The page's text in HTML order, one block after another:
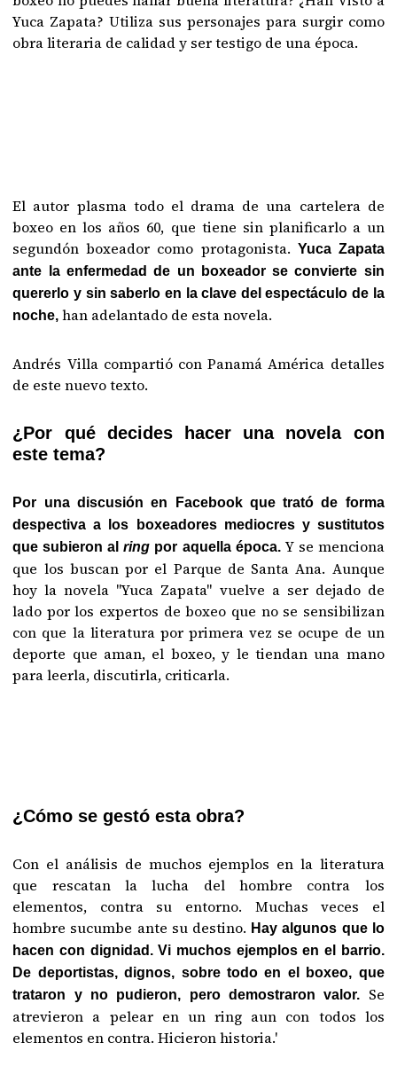
Yuca Zapata? Utiliza sus personajes para surgir como
obra literaria de calidad y ser testigo de una época.
El autor plasma todo el drama de una cartelera de
boxeo en los años 60, que tiene sin planificarlo a un
segundón boxeador como protagonista. Yuca Zapata
ante la enfermedad de un boxeador se convierte sin
quererlo y sin saberlo en la clave del espectáculo de la
noche, han adelantado de esta novela.
Andrés Villa compartió con Panamá América detalles
de este nuevo texto.
¿Por qué decides hacer una novela con
este tema?
Por una discusión en Facebook que trató de forma
despectiva a los boxeadores mediocres y sustitutos
que subieron alring por aquella época. Y se menciona
que los buscan por el Parque de Santa Ana. Aunque
hoy la novela "Yuca Zapata" vuelve a ser dejado de
lado por los expertos de boxeo que no se sensibilizan
con que la literatura por primera vez se ocupe de un
deporte que aman, el boxeo, y le tiendan una mano
para leerla, discutirla, criticarla.
¿Cómo se gestó esta obra?
Con el análisis de muchos ejemplos en la literatura
que rescatan la lucha del hombre contra los
elementos, contra su entorno. Muchas veces el
hombre sucumbe ante su destino. Hay algunos que lo
hacen con dignidad. Vi muchos ejemplos en el barrio.
De deportistas, dignos, sobre todo en el boxeo, que
trataron y no pudieron, pero demostraron valor. Se
atrevieron a pelear en un ring aun con todos los
elementos en contra. Hicieron historia.'